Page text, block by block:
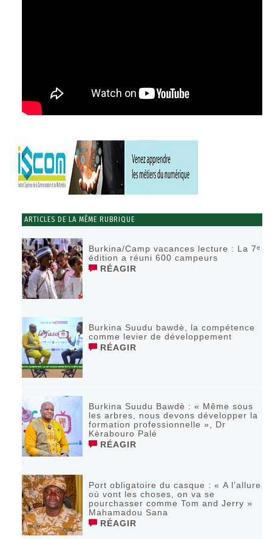
ARTICLES DE LA MÊME RUBRIQUE
Burkina/Camp vacances lecture : La 7ᵉ
édition a réuni 600 campeurs
RÉAGIR
Burkina Suudu bawdè, la compétence
comme levier de développement
RÉAGIR
Burkina Suudu Bawdè : « Même sous
les arbres, nous devons développer la
formation professionnelle », Dr
Kèrabouro Palé
RÉAGIR
Port obligatoire du casque : « A l’allure
où vont les choses, on va se
pourchasser comme Tom and Jerry »
Mahamadou Sana
RÉAGIR